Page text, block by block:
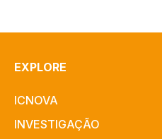
EXPLORE
ICNOVA
INVESTIGAÇÃO